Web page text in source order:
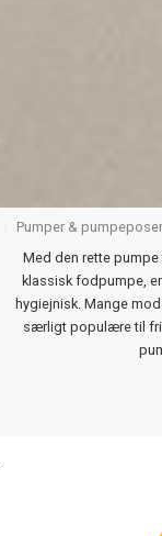
Pumper & pumpeposer
Med den rette
klassisk fodpumpe,
hygiejnisk. Mange
særligt populære til